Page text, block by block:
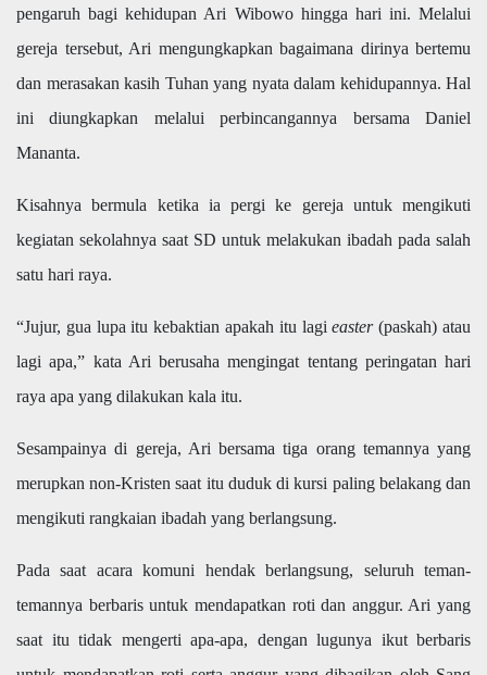
pengaruh bagi kehidupan Ari Wibowo hingga hari ini. Melalui
gereja tersebut, Ari mengungkapkan bagaimana dirinya bertemu
dan merasakan kasih Tuhan yang nyata dalam kehidupannya. Hal
ini diungkapkan melalui perbincangannya bersama Daniel
Mananta.
Kisahnya bermula ketika ia pergi ke gereja untuk mengikuti
kegiatan sekolahnya saat SD untuk melakukan ibadah pada salah
satu hari raya.
“Jujur, gua lupa itu kebaktian apakah itu lagieaster(paskah) atau
lagi apa,” kata Ari berusaha mengingat tentang peringatan hari
raya apa yang dilakukan kala itu.
Sesampainya di gereja, Ari bersama tiga orang temannya yang
merupkan non-Kristen saat itu duduk di kursi paling belakang dan
mengikuti rangkaian ibadah yang berlangsung.
Pada saat acara komuni hendak berlangsung, seluruh teman-
temannya berbaris untuk mendapatkan roti dan anggur. Ari yang
saat itu tidak mengerti apa-apa, dengan lugunya ikut berbaris